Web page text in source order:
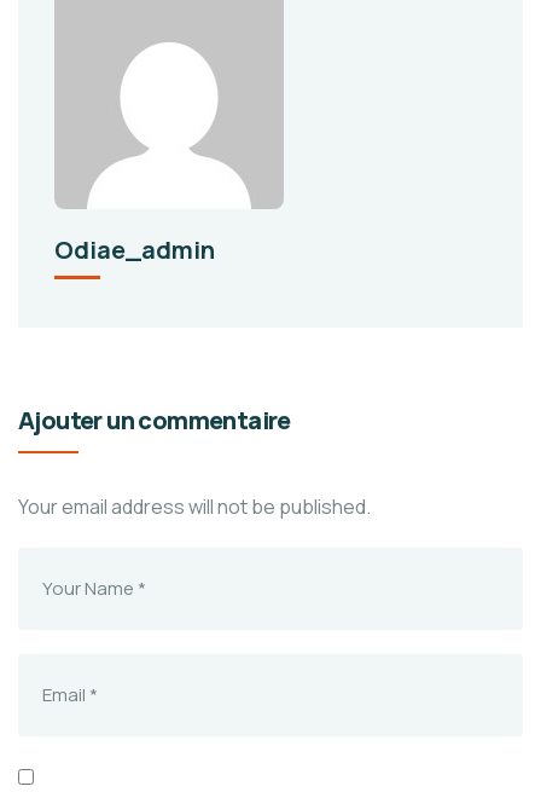
Odiae_admin
Ajouter un commentaire
Your email address will not be published.